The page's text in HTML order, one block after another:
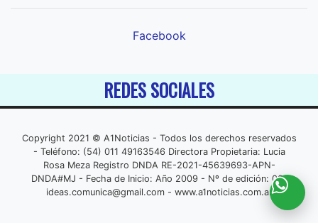
Facebook
REDES SOCIALES
Copyright 2021 © A1Noticias - Todos los derechos reservados
- Teléfono: (54) 011 49163546 Directora Propietaria: Lucia
Rosa Meza Registro DNDA RE-2021-45639693-APN-
DNDA#MJ - Fecha de Inicio: Año 2009 - Nº de edición: 001
ideas.comunica@gmail.com- www.a1noticias.com.ar